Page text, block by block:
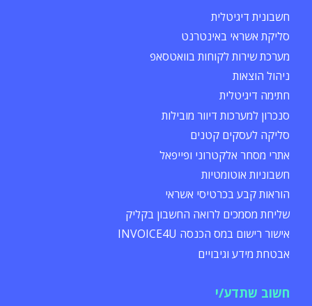
חשבונית דיגיטלית
סליקת אשראי באינטרנט
מערכת שירות לקוחות בוואטסאפ
ניהול הוצאות
חתימה דיגיטלית
סנכרון למערכות דיוור מובילות
סליקה לעסקים קטנים
אתרי מסחר אלקטרוני ופייפאל
חשבוניות אוטומטיות
הוראות קבע בכרטיסי אשראי
שליחת מסמכים לרואה החשבון בקליק
אישור רישום במס הכנסה INVOICE4U
אבטחת מידע וגיבויים
חשוב שתדע/י